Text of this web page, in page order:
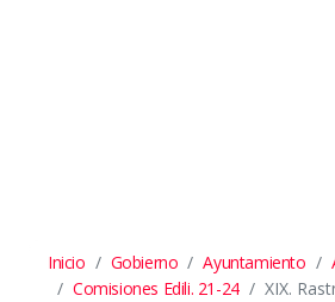
Inicio Gobierno Ayuntamiento
Comisiones Edili. 21-24
XIX.